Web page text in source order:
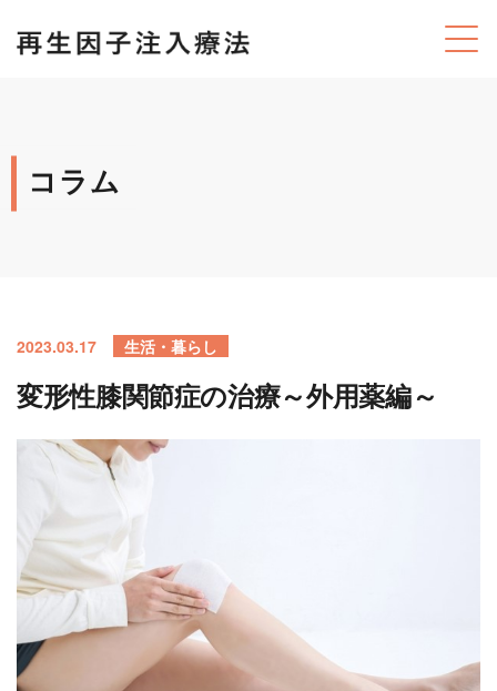
コラム
2023.03.17 生活・暮らし
変形性膝関節症の治療～外用薬編～